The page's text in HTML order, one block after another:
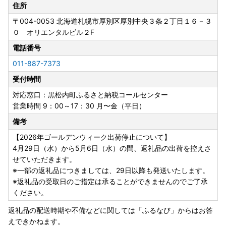
住所
〒004-0053 北海道札幌市厚別区厚別中央３条２丁目１６－３
０ オリエンタルビル２F
電話番号
011-887-7373
受付時間
対応窓口：黒松内町ふるさと納税コールセンター
営業時間 9：00～17：30 月〜金（平日）
備考
【2026年ゴールデンウィーク出荷停止について】
4月29日（水）から5月6日（水）の間、返礼品の出荷を控えさ
せていただきます。
※一部の返礼品につきましては、29日以降も発送いたします。
※返礼品の受取日のご指定は承ることができませんのでご了承
ください。
返礼品の配送時期や不備などに関しては「ふるなび」からはお答
えできかねます。